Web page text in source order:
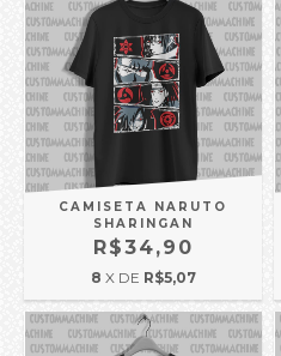
CAMISETA NARUTO
SHARINGAN
R$34,90
8 X DE R$5,07